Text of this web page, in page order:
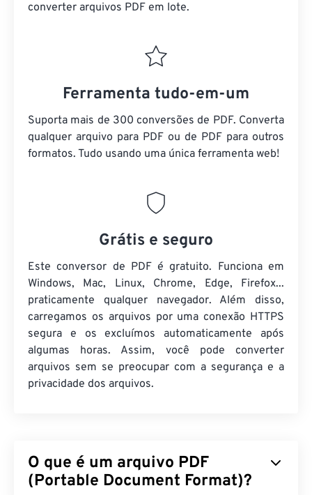
converter arquivos PDF em lote.
Ferramenta tudo-em-um
Suporta mais de 300 conversões de PDF. Converta
qualquer arquivo para PDF ou de PDF para outros
formatos. Tudo usando uma única ferramenta web!
Grátis e seguro
Este conversor de PDF é gratuito. Funciona em
Windows, Mac, Linux, Chrome, Edge, Firefox...
praticamente qualquer navegador. Além disso,
carregamos os arquivos por uma conexão HTTPS
segura e os excluímos automaticamente após
algumas horas. Assim, você pode converter
arquivos sem se preocupar com a segurança e a
privacidade dos arquivos.
O que é um arquivo PDF
(Portable Document Format)?